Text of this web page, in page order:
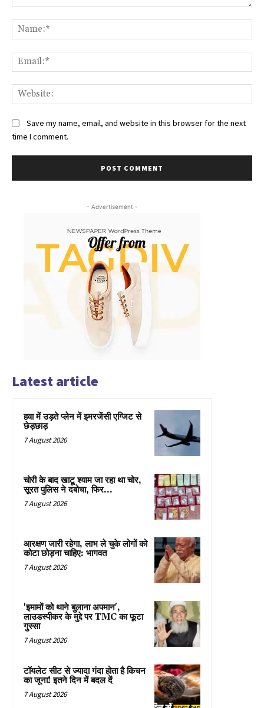
Save my name, email, and website in this browser for the next
time I comment.
- Advertisement -
Latest article
हवा में उड़ते प्लेन में इमरजेंसी एग्जिट से
छेड़छाड़
7 August 2026
चोरी के बाद खाटू श्याम जा रहा था चोर,
सूरत पुलिस ने दबोचा, फिर…
7 August 2026
आरक्षण जारी रहेगा, लाभ ले चुके लोगों को
कोटा छोड़ना चाहिए: भागवत
7 August 2026
'इमामों को थाने बुलाना अपमान',
लाउडस्पीकर के मुद्दे पर TMC का फूटा
गुस्सा
7 August 2026
टॉयलेट सीट से ज्यादा गंदा होता है किचन
का जूना! इतने दिन में बदल दें
7 August 2026